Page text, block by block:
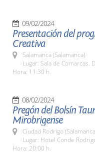
09/02/2024
Presentación del
Creativa
Salamanca (Salamanca)
Lugar: Sala de Comarcas.
Hora: 11:30 h.
08/02/2024
Pregón del Bolsín
Mirobrigense
Ciudad Rodrigo
Lugar: Hotel Conde
Hora: 20:00 h.